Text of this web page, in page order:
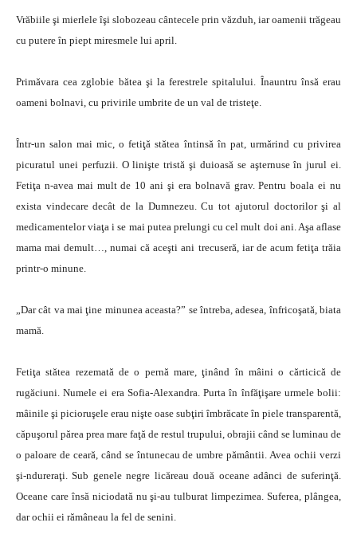
Vrăbiile şi mierlele îşi slobozeau cântecele prin văzduh, iar oamenii trăgeau
cu putere în piept miresmele lui april.
Primăvara cea zglobie bătea şi la ferestrele spitalului. Înauntru însă erau
oameni bolnavi, cu privirile umbrite de un val de tristeţe.
Într-un salon mai mic, o fetiţă stătea întinsă în pat, urmărind cu privirea
picuratul unei perfuzii. O linişte tristă şi duioasă se aşternuse în jurul ei.
Fetiţa n-avea mai mult de 10 ani şi era bolnavă grav. Pentru boala ei nu
exista vindecare decât de la Dumnezeu. Cu tot ajutorul doctorilor şi al
medicamentelor viaţa i se mai putea prelungi cu cel mult doi ani. Aşa aflase
mama mai demult…, numai că aceşti ani trecuseră, iar de acum fetiţa trăia
printr-o minune.
„Dar cât va mai ţine minunea aceasta?” se întreba, adesea, înfricoşată, biata
mamă.
Fetiţa stătea rezemată de o pernă mare, ţinând în mâini o cărticică de
rugăciuni. Numele ei era Sofia-Alexandra. Purta în înfăţişare urmele bolii:
mâinile şi picioruşele erau nişte oase subţiri îmbrăcate în piele transparentă,
căpuşorul părea prea mare faţă de restul trupului, obrajii când se luminau de
o paloare de ceară, când se întunecau de umbre pământii. Avea ochii verzi
şi-ndureraţi. Sub genele negre licăreau două oceane adânci de suferinţă.
Oceane care însă niciodată nu şi-au tulburat limpezimea. Suferea, plângea,
dar ochii ei rămâneau la fel de senini.